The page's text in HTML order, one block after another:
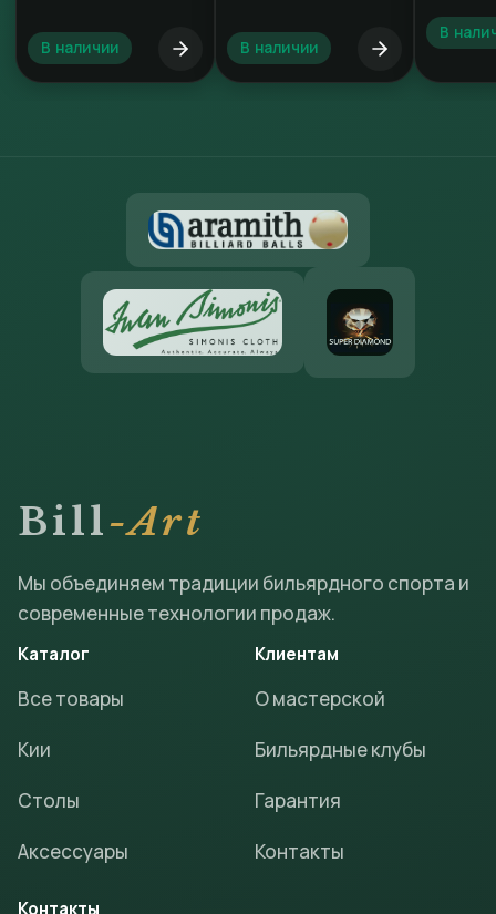
В наличии В наличии
В
Bill-Art
Мы объединяем традиции бильярдного спорта и
современные технологии продаж.
Каталог
Все товары
Кии
Столы
Аксессуары
Клиентам
О мастерской
Бильярдные клубы
Гарантия
Контакты
Контакты